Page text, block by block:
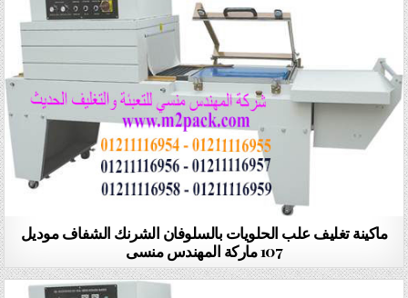
ماكينة تغليف علب الحلويات بالسلوفان الشرنك الشفاف موديل
107 ماركة المهندس منسى